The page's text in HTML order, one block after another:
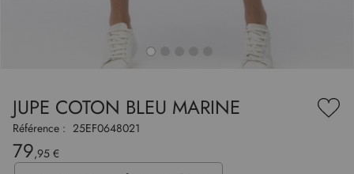
JUPE COTON BLEU MARINE
à
Référence : 25EF0648021
79,95 €